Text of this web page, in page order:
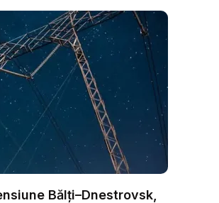
Bălți–Dnestrovsk,